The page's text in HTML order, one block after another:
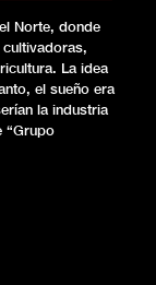
Norte, donde
La idea
el sueño era
la industria
“Grupo